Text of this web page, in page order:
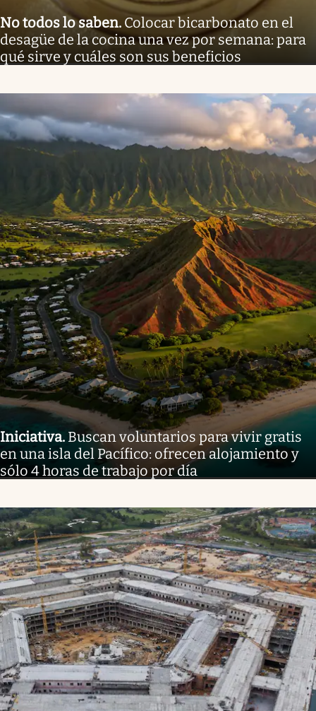
No todos lo saben. Colocar bicarbonato en el
desagüe de la cocina una vez por semana: para
qué sirve y cuáles son sus beneficios
Iniciativa. Buscan voluntarios para vivir gratis
en una isla del Pacífico: ofrecen alojamiento y
sólo 4 horas de trabajo por día